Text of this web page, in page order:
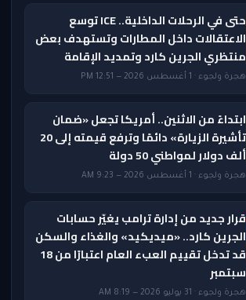
حتى في الرحلات الداخلية.. ICE توسع
الاعتقالات داخل المطارات وتستهدف بعض
منتظري الجرين كارد وتمديد الإقامة
هجرة ولجوء · 1 أغسطس 2026 — 12:51 PM
ابتداءً من الاثنين.. أمريكا تجعل «ضمان
تأشيرة الزيارة» دائمًا وترفع قيمته إلى 20
ألف دولار لمواطني 50 دولة
هجرة ولجوء · 1 أغسطس 2026 — 9:23 AM
قرار جديد من إدارة ترامب يغيّر حسابات
الجرين كارد.. «ميديكيد» والغذاء والسكن
قد تدخل تقييم العبء العام اعتبارًا من 18
سبتمبر
هجرة ولجوء · 31 يوليو 2026 — 8:19 AM